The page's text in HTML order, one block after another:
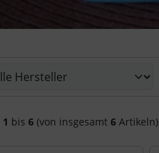
1 bis 6 (von insgesamt 6 Artikeln)